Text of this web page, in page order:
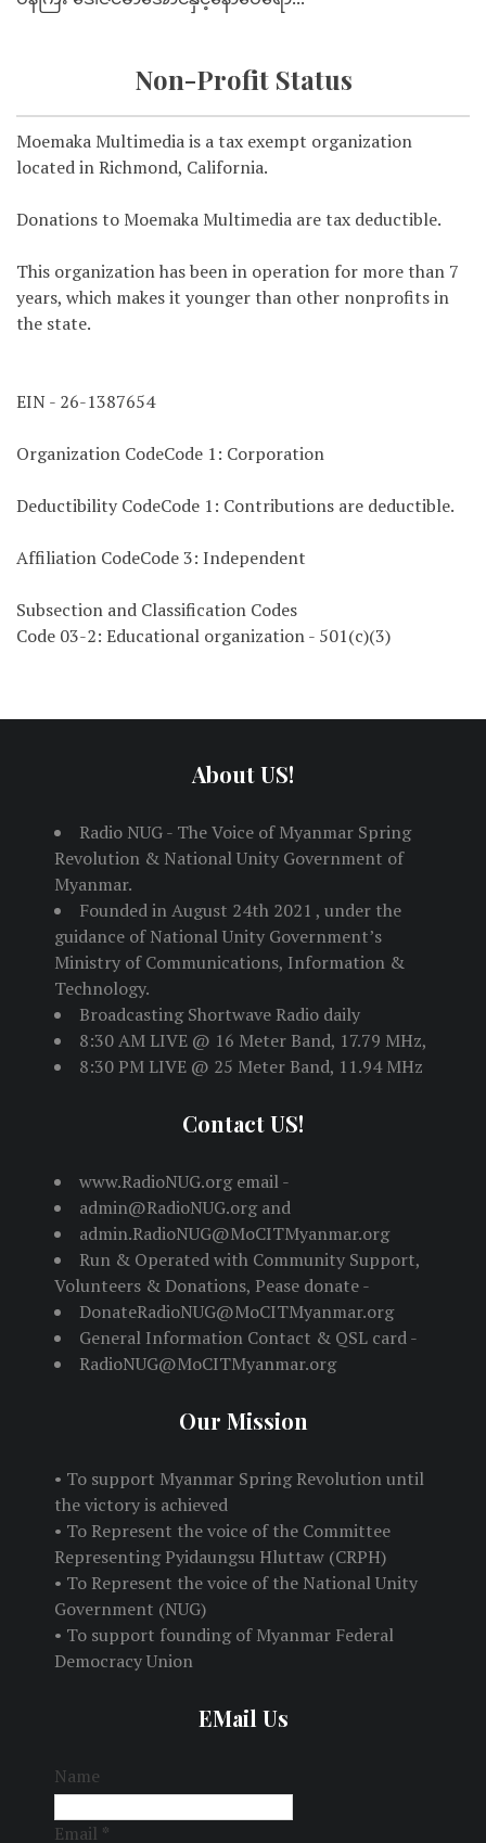
Non-Profit Status
Moemaka Multimedia is a tax exempt organization
located in Richmond, California.
Donations to Moemaka Multimedia are tax deductible.
This organization has been in operation for more than 7
years, which makes it younger than other nonprofits in
the state.
EIN - 26-1387654
Organization CodeCode 1: Corporation
Deductibility CodeCode 1: Contributions are deductible.
Affiliation CodeCode 3: Independent
Subsection and Classification Codes
Code 03-2: Educational organization - 501(c)(3)
About US!
Radio NUG - The Voice of Myanmar Spring
Revolution & National Unity Government of
Myanmar.
Founded in August 24th 2021 , under the
guidance of National Unity Government’s
Ministry of Communications, Information &
Technology.
Broadcasting Shortwave Radio daily
8:30 AM LIVE @ 16 Meter Band, 17.79 MHz,
8:30 PM LIVE @ 25 Meter Band, 11.94 MHz
Contact US!
www.RadioNUG.org email -
admin@RadioNUG.org and
admin.RadioNUG@MoCITMyanmar.org
Run & Operated with Community Support,
Volunteers & Donations, Pease donate -
DonateRadioNUG@MoCITMyanmar.org
General Information Contact & QSL card -
RadioNUG@MoCITMyanmar.org
Our Mission
• To support Myanmar Spring Revolution until
the victory is achieved
• To Represent the voice of the Committee
Representing Pyidaungsu Hluttaw (CRPH)
• To Represent the voice of the National Unity
Government (NUG)
• To support founding of Myanmar Federal
Democracy Union
EMail Us
Name
Email *